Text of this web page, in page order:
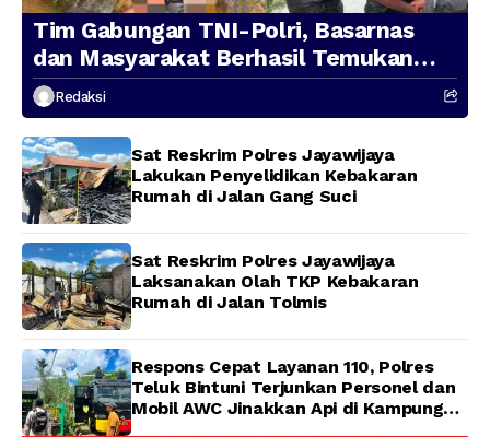
Tim Gabungan TNI-Polri, Basarnas
dan Masyarakat Berhasil Temukan
Presenter TVRI Papua Barat yang
Hilang di Sungai Memti
Redaksi
Sat Reskrim Polres Jayawijaya
Lakukan Penyelidikan Kebakaran
Rumah di Jalan Gang Suci
Sat Reskrim Polres Jayawijaya
Laksanakan Olah TKP Kebakaran
Rumah di Jalan Tolmis
Respons Cepat Layanan 110, Polres
Teluk Bintuni Terjunkan Personel dan
Mobil AWC Jinakkan Api di Kampung